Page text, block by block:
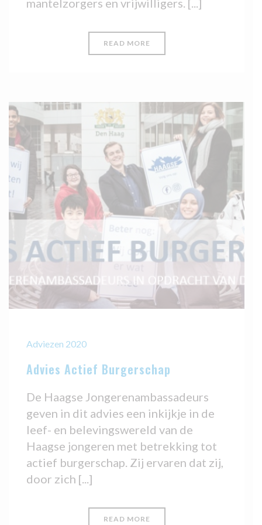
mantelzorgers en vrijwilligers. [...]
READ MORE
Adviezen 2020
Advies Actief Burgerschap
De Haagse Jongerenambassadeurs
geven in dit advies een inkijkje in de
leef- en belevingswereld van de
Haagse jongeren met betrekking tot
actief burgerschap. Zij ervaren dat zij,
door zich [...]
READ MORE